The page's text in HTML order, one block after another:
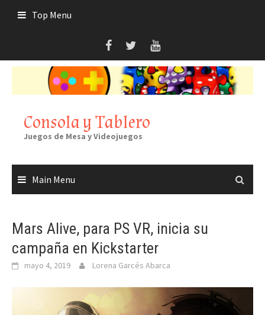
Top Menu
Consola y Tablero
Juegos de Mesa y Videojuegos
Main Menu
Mars Alive, para PS VR, inicia su
campaña en Kickstarter
mayo 4, 2019 Lorena Garcés Abarca